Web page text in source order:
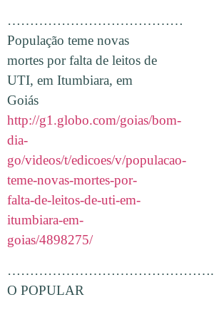
…………………………………
População teme novas
mortes por falta de leitos de
UTI, em Itumbiara, em
Goiás
http://g1.globo.com/goias/bom-
dia-
go/videos/t/edicoes/v/populacao-
teme-novas-mortes-por-
falta-de-leitos-de-uti-em-
itumbiara-em-
goias/4898275/
……………………………………….
O POPULAR